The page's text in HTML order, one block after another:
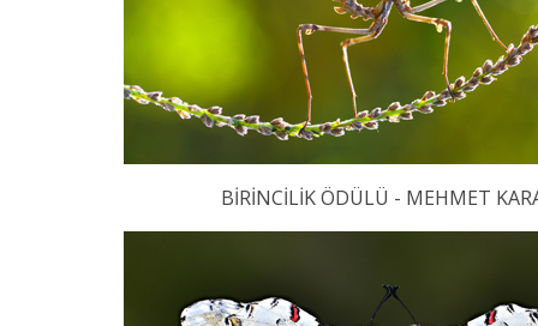
BİRİNCİLİK ÖDÜLÜ - MEHMET